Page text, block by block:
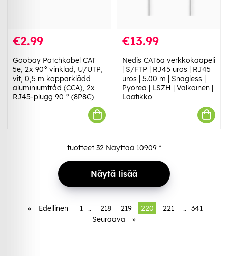
€2.99
Goobay Patchkabel CAT
5e, 2x 90° vinklad, U/UTP,
vit, 0,5 m kopparklädd
aluminiumtråd (CCA), 2x
RJ45-plugg 90 ° (8P8C)
€13.99
Nedis CAT6a verkkokaapeli
| S/FTP | RJ45 uros | RJ45
uros | 5.00 m | Snagless |
Pyöreä | LSZH | Valkoinen |
Laatikko
tuotteet 32Näyttää 10909*
Näytä lisää
« Edellinen 1 .. 218 219 220 221 .. 341
Seuraava
»